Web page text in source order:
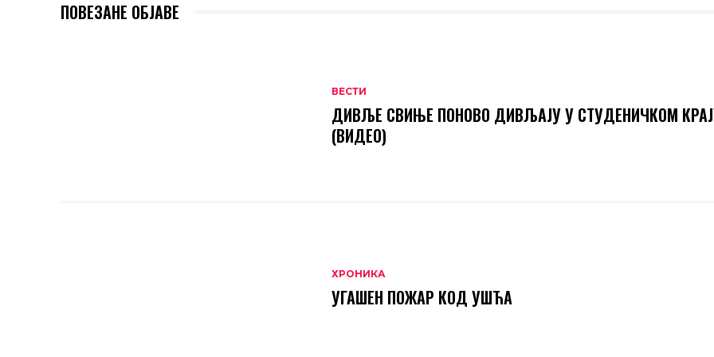
ПОВЕЗАНЕ ОБЈАВЕ
ВЕСТИ
ДИВЉЕ СВИЊЕ ПОНОВО ДИВЉАЈУ У СТУДЕНИЧКОМ
(ВИДЕО)
ХРОНИКА
УГАШЕН ПОЖАР КОД УШЋА